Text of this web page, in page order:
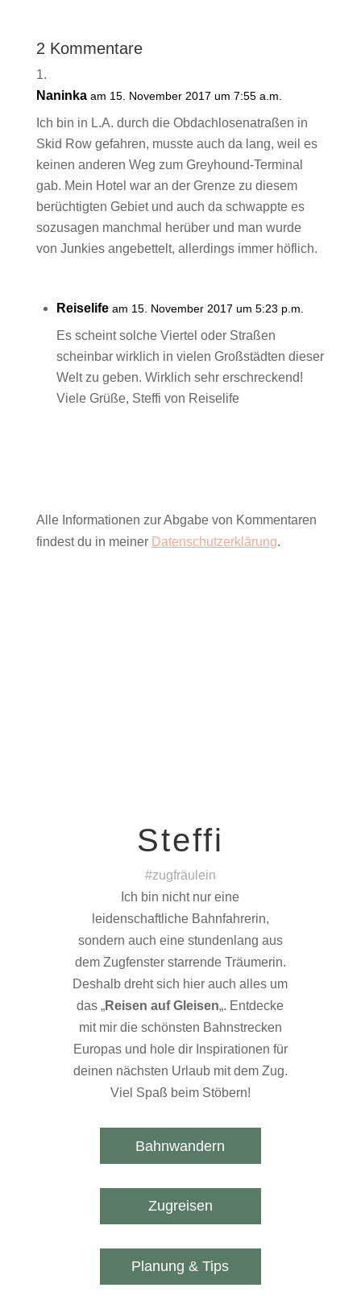
2 Kommentare
Naninka am 15. November 2017 um 7:55 a.m.
Ich bin in L.A. durch die Obdachlosenatraßen in
Skid Row gefahren, musste auch da lang, weil es
keinen anderen Weg zum Greyhound-Terminal
gab. Mein Hotel war an der Grenze zu diesem
berüchtigten Gebiet und auch da schwappte es
sozusagen manchmal herüber und man wurde
von Junkies angebettelt, allerdings immer höflich.
Reiselife am 15. November 2017 um 5:23 p.m.
Es scheint solche Viertel oder Straßen
scheinbar wirklich in vielen Großstädten dieser
Welt zu geben. Wirklich sehr erschreckend!
Viele Grüße, Steffi von Reiselife
Alle Informationen zur Abgabe von Kommentaren
findest du in meiner Datenschutzerklärung.
Steffi
#zugfräulein
Ich bin nicht nur eine
leidenschaftliche Bahnfahrerin,
sondern auch eine stundenlang aus
dem Zugfenster starrende Träumerin.
Deshalb dreht sich hier auch alles um
das „Reisen auf Gleisen„. Entdecke
mit mir die schönsten Bahnstrecken
Europas und hole dir Inspirationen für
deinen nächsten Urlaub mit dem Zug.
Viel Spaß beim Stöbern!
Bahnwandern
Zugreisen
Planung & Tips